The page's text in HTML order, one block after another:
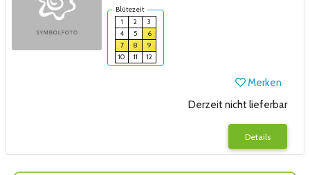
Blütezeit
1
2
3
4
5
6
7
8
9
10
11 12
Merken
Derzeit nicht lieferbar
Details